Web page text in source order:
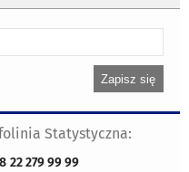
Statystyczna:
22 279 99 99